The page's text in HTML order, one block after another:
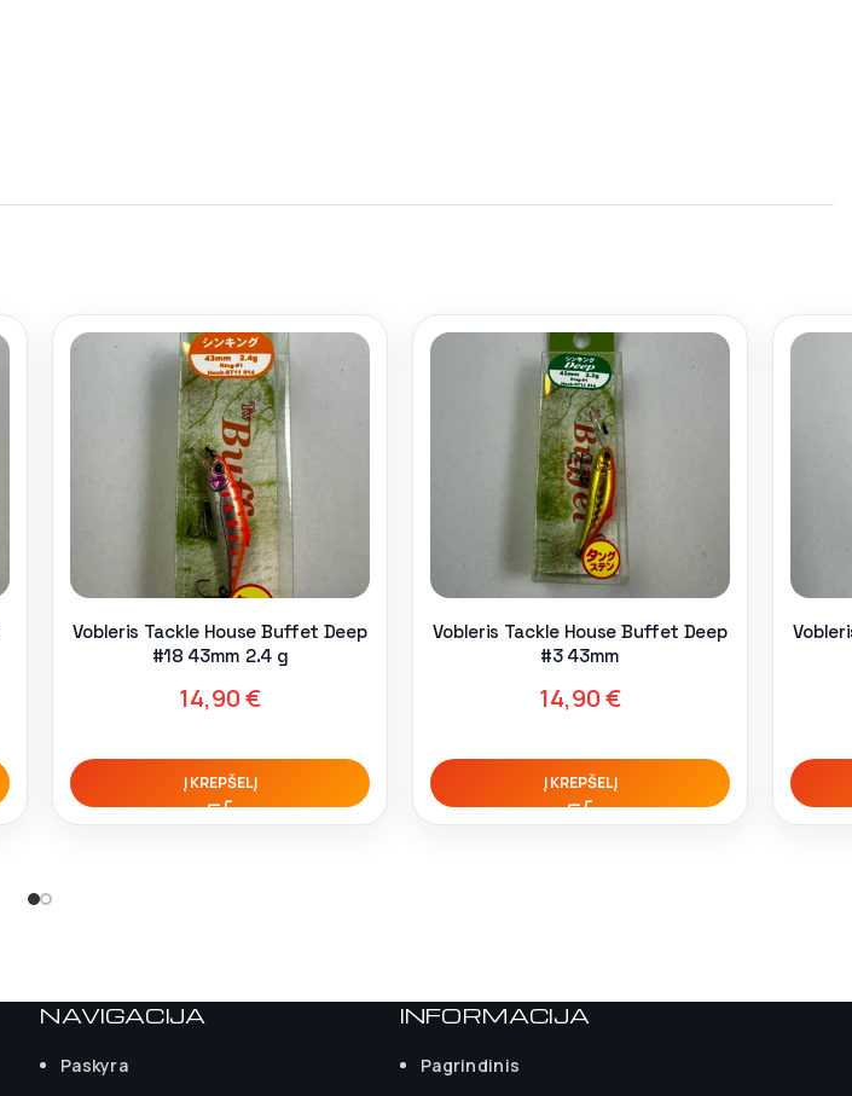
Vobleris Tackle House Buffet Deep
#18 43mm 2.4 g
14,90€
Į KREPŠELĮ
Vobleris Tackle House Buffet Deep
#3 43mm
14,90€
Į KREPŠELĮ
NAVIGACIJA
Paskyra
INFORMACIJA
Pagrindinis